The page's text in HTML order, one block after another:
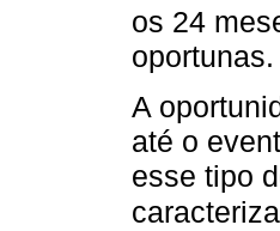
os 24
oportunas.
A
até o
esse tipo